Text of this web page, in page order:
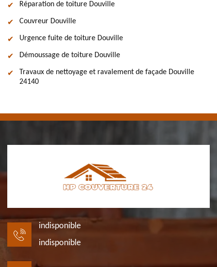
Réparation de toiture Douville
Couvreur Douville
Urgence fuite de toiture Douville
Démoussage de toiture Douville
Travaux de nettoyage et ravalement de façade Douville
24140
indisponible
indisponible